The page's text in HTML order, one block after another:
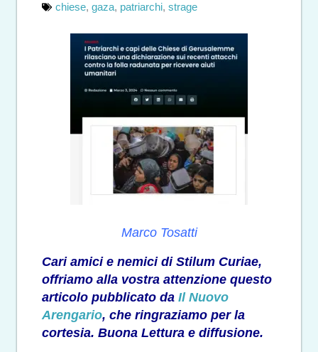
chiese, gaza, patriarchi, strage
Marco Tosatti
Cari amici e nemici di Stilum Curiae,
offriamo alla vostra attenzione questo
articolo pubblicato da Il Nuovo
Arengario, che ringraziamo per la
cortesia. Buona Lettura e diffusione.